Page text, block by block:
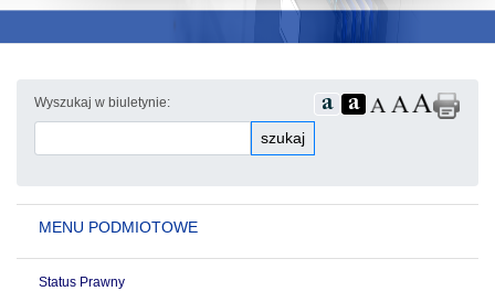
Wyszukaj w biuletynie:
szukaj
MENU PODMIOTOWE
Status Prawny